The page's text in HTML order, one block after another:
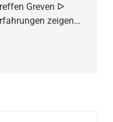
Greven ᐅ
zeigen…